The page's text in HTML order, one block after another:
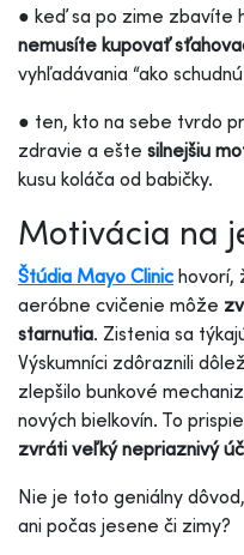
● keď sa po zime zbavíte
nemusíte kupovať
vyhľadávania “ako
● ten, kto na sebe tvrdo
zdravie a ešte silnejšiu
kusu koláča od babičky.
Motivácia na
Štúdia Mayo Clinichovorí,
aeróbne cvičenie môže
starnutia. Zistenia sa
Výskumníci zdôraznili
zlepšilo bunkové
nových bielkovín. To
zvráti veľký nepriaznivý
Nie je toto geniálny
ani počas jesene či zimy?